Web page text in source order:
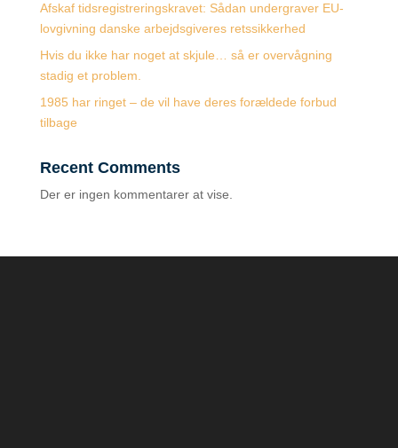
Afskaf tidsregistreringskravet: Sådan undergraver EU-
lovgivning danske arbejdsgiveres retssikkerhed
Hvis du ikke har noget at skjule… så er overvågning
stadig et problem.
1985 har ringet – de vil have deres forældede forbud
tilbage
Recent Comments
Der er ingen kommentarer at vise.